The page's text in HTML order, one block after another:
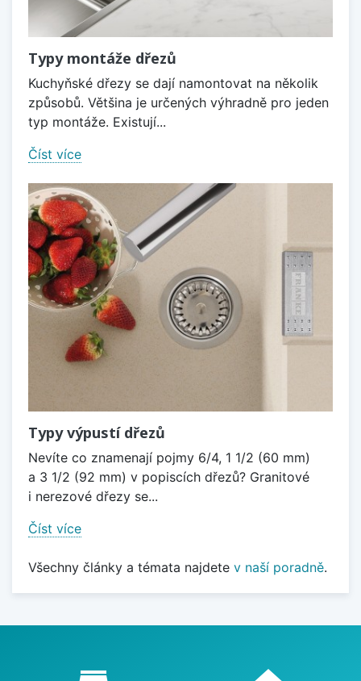
Typy montáže dřezů
Kuchyňské dřezy se dají namontovat na několik
způsobů. Většina je určených výhradně pro jeden
typ montáže. Existují...
Číst více
Typy výpustí dřezů
Nevíte co znamenají pojmy 6/4, 1 1/2 (60 mm)
a 3 1/2 (92 mm) v popiscích dřezů? Granitové
i nerezové dřezy se...
Číst více
Všechny články a témata najdete v naší poradně.
Proč nakupovat u nás?